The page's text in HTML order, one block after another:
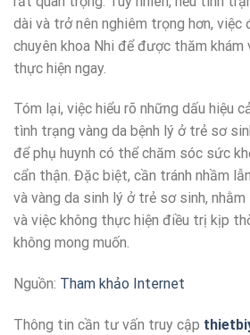
dài và trở nên nghiêm trọng hơn,
chuyên khoa Nhi để được thăm
thực hiện ngay.
Tóm lại, việc hiểu rõ những dấu hiệu
tình trạng vàng da bệnh lý ở trẻ sơ
để phụ huynh có thể chăm sóc sức
cẩn thận. Đặc biệt, cần tránh nhầm
và vàng da sinh lý ở trẻ sơ sinh,
và việc không thực hiện điều trị kịp
không mong muốn.
Nguồn: Tham khảo Internet
Thông tin cần tư vấn truy cập